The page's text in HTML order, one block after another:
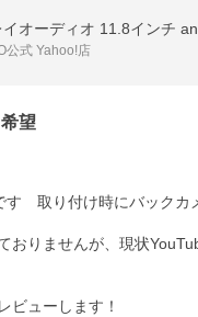
公式 Yahoo!店
望
す　取り付け時にバック
おりませんが、現状
ビューします！